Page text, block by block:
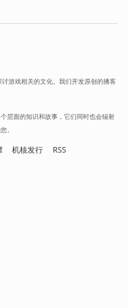
游戏相关的文化。我们开发原创的播客
层面的知识和故事，它们同时也会辐射
。
机核发行 RSS